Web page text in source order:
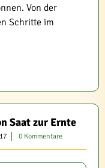
Von der
Schritte im
Saat zur Ernte
0 Kommentare